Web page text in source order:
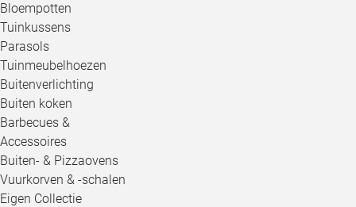
Bloempotten
Tuinkussens
Parasols
Tuinmeubelhoezen
Buitenverlichting
Buiten koken
Barbecues &
Accessoires
Buiten- & Pizzaovens
Vuurkorven & -schalen
Eigen Collectie